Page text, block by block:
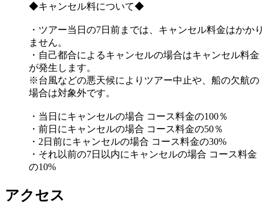
◆キャンセル料について◆
・ツアー当日の7日前までは、キャンセル料金はかかり
ません。
・自己都合によるキャンセルの場合はキャンセル料金
が発生します。
※台風などの悪天候によりツアー中止や、船の欠航の
場合は対象外です。
・当日にキャンセルの場合 コース料金の100％
・前日にキャンセルの場合 コース料金の50％
・2日前にキャンセルの場合 コース料金の30%
・それ以前の7日以内にキャンセルの場合 コース料金
の10%
アクセス